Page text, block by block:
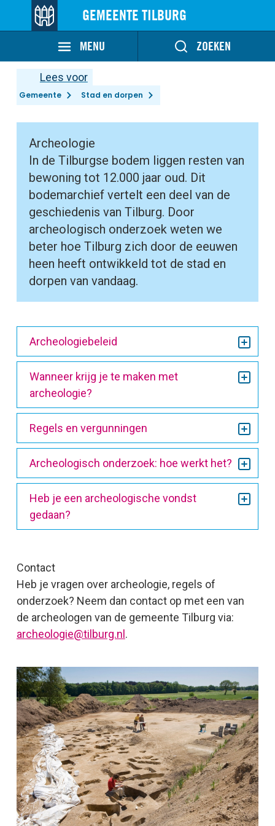
GEMEENTE TILBURG
MENU ZOEKEN
Gemeente Stad en dorpen
Lees voor
Archeologie
In de Tilburgse bodem liggen resten van
bewoning tot 12.000 jaar oud. Dit
bodemarchief vertelt een deel van de
geschiedenis van Tilburg. Door
archeologisch onderzoek weten we
beter hoe Tilburg zich door de eeuwen
heen heeft ontwikkeld tot de stad en
dorpen van vandaag.
Archeologiebeleid
Wanneer krijg je te maken met
archeologie?
Regels en vergunningen
Archeologisch onderzoek: hoe werkt het?
Heb je een archeologische vondst
gedaan?
Contact
Heb je vragen over archeologie, regels of
onderzoek? Neem dan contact op met een van
de archeologen van de gemeente Tilburg via:
archeologie@tilburg.nl .